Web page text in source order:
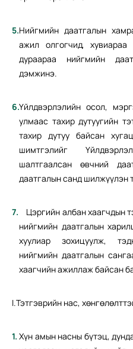
Нийгмийн даатгалын
ажил олгогчид,
дураараа нийгмийн
дэмжинэ.
Үйлдвэрлэлийн осол,
улмаас тахир дутуугийн
тахир дутуу байсан
шимтгэлийг
шалтгаалсан өвчний
даатгалын санд шилжүүлэн
Цэргийн албан хаагчдын
нийгмийн даатгалын
хуулиар зохицуулж,
нийгмийн даатгалын
хаагчийн ажиллаж байсан
I.Тэтгэврийн нас,
Хүн амын насны бүтэц,